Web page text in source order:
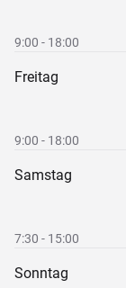
9:00 - 18:00
Freitag
9:00 - 18:00
Samstag
7:30 - 15:00
Sonntag